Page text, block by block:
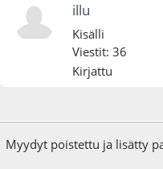
illu
Kisälli
Viestit: 36
Kirjattu
Myydyt poistettu ja lisätty